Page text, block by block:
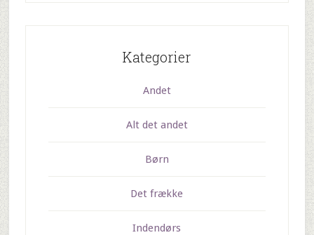
Kategorier
Andet
Alt det andet
Børn
Det frække
Indendørs